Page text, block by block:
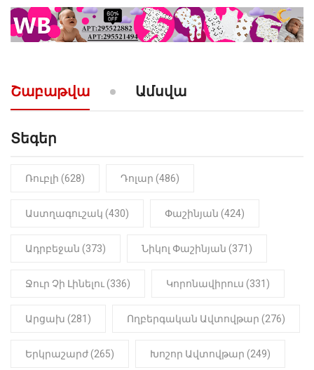
ՔԱՂԱՔԱԿԱՆ 10:52
«Լեզվիդ տալու փոխարեն
Սաղաթելյան (տեսանյութ)
Շաբաթվա Ամսվա
Տեգեր
Ռուբլի (628) Դոլար (486)
Աստղագուշակ (430) Փաշինյան (424)
Ադրբեջան (373) Նիկոլ Փաշինյան (371)
Ջուր Չի Լինելու (336) Կորոնավիրուս (331)
Արցախ (281) Ողբերգական Ավտովթար (276)
Երկրաշարժ (265) Խոշոր Ավտովթար (249)